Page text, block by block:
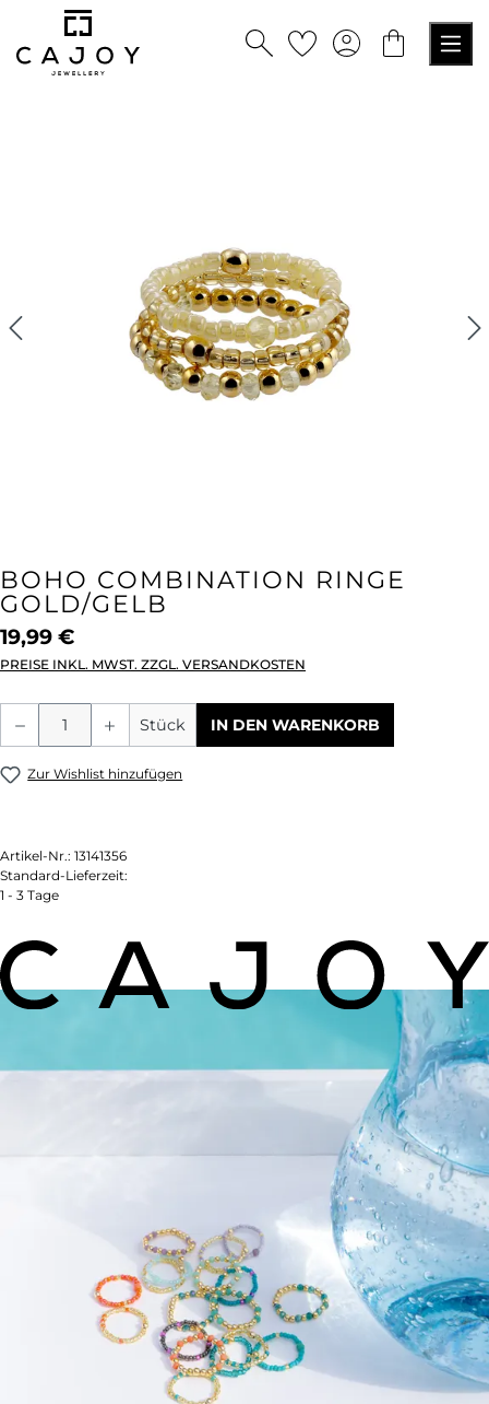
springen
BOHO COMBINATION RINGE
GOLD/GELB
19,99 €
PREISE INKL. MWST. ZZGL. VERSANDKOSTEN
Produkt Anzahl: Gib den gewünschten
Stück IN DEN WARENKORB
Zur Wishlist hinzufügen
Artikel-Nr.: 13141356
Standard-Lieferzeit:
1 - 3 Tage